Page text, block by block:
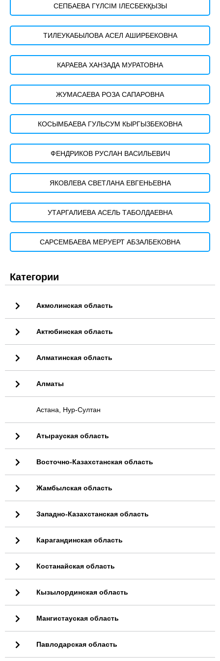
СЕПБАЕВА ГҮЛСІМ ІЛЕСБЕКҚЫЗЫ
ТИЛЕУКАБЫЛОВА АСЕЛ АШИРБЕКОВНА
КАРАЕВА ХАНЗАДА МУРАТОВНА
ЖУМАСАЕВА РОЗА САПАРОВНА
КОСЫМБАЕВА ГУЛЬСУМ КЫРГЫЗБЕКОВНА
ФЕНДРИКОВ РУСЛАН ВАСИЛЬЕВИЧ
ЯКОВЛЕВА СВЕТЛАНА ЕВГЕНЬЕВНА
УТАРГАЛИЕВА АСЕЛЬ ТАБОЛДАЕВНА
САРСЕМБАЕВА МЕРУЕРТ АБЗАЛБЕКОВНА
Категории
Акмолинская область
Актюбинская область
Алматинская область
Алматы
Астана, Нур-Султан
Атырауская область
Восточно-Казахстанская область
Жамбылская область
Западно-Казахстанская область
Карагандинская область
Костанайская область
Кызылординская область
Мангистауская область
Павлодарская область